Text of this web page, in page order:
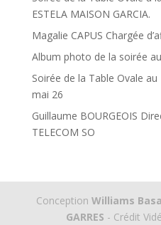
ESTELA MAISON GARCIA.
Magalie CAPUS Chargée
Album photo de la soirée
Soirée de la Table Ovale
mai 26
Guillaume BOURGEOIS
TELECOM SO
Conception Williams
GARRES - Crédit